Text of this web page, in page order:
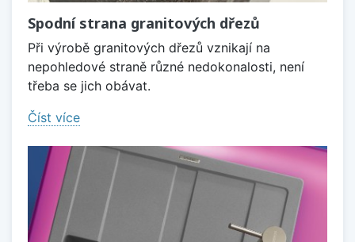
Spodní strana granitových dřezů
Při výrobě granitových dřezů vznikají na
nepohledové straně různé nedokonalosti, není
třeba se jich obávat.
Číst více